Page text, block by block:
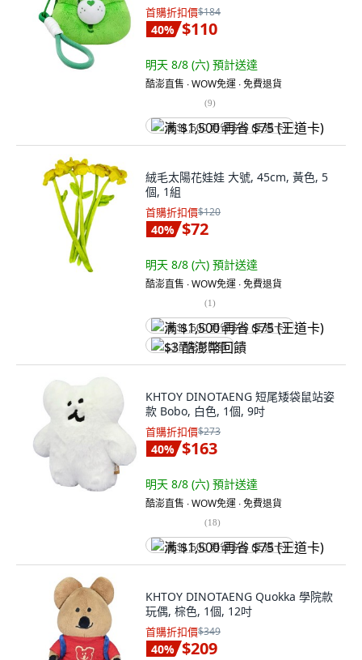
首購折扣價$184
40% $110
明天 8/8 (六) 預計送達
酷澎直售 ∙ WOW免運 ∙ 免費退貨
(9)
满 $1,500 再省 $75 (王道卡)
絨毛太陽花娃娃 大號, 45cm, 黃色, 5
個, 1組
首購折扣價$120
40% $72
明天 8/8 (六) 預計送達
酷澎直售 ∙ WOW免運 ∙ 免費退貨
(1)
满 $1,500 再省 $75 (王道卡)
$3 酷澎幣回饋
KHTOY DINOTAENG 短尾矮袋鼠站姿
款 Bobo, 白色, 1個, 9吋
首購折扣價$273
40% $163
明天 8/8 (六) 預計送達
酷澎直售 ∙ WOW免運 ∙ 免費退貨
(18)
满 $1,500 再省 $75 (王道卡)
KHTOY DINOTAENG Quokka 學院款
玩偶, 棕色, 1個, 12吋
首購折扣價$349
40% $209